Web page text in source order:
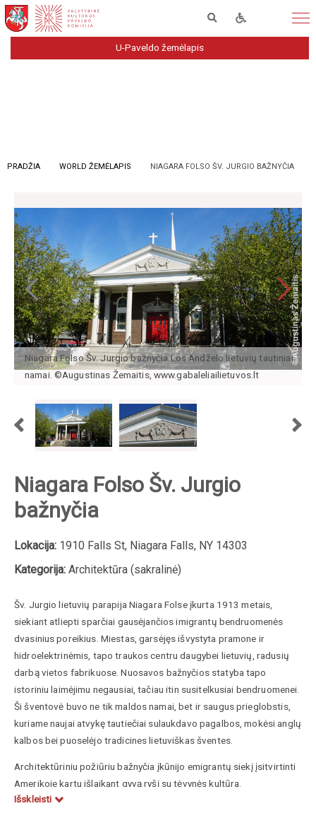
U-Paveldo žemėlapis
PRADŽIA WORLD ŽEMĖLAPIS NIAGARA FOLSO ŠV. JURGIO BAŽNYČIA
Niagara Folso Šv. Jurgio bažnyčia.Los Andželo lietuvių tautiniai
namai. ©Augustinas Žemaitis, www.gabaleliailietuvos.lt
Niagara Folso Šv. Jurgio
bažnyčia
Lokacija: 1910 Falls St, Niagara Falls, NY 14303
Kategorija: Architektūra (sakralinė)
Šv. Jurgio lietuvių parapija Niagara Folse įkurta 1913 metais,
siekiant atliepti sparčiai gausėjančios imigrantų bendruomenės
dvasinius poreikius. Miestas, garsėjęs išvystyta pramone ir
hidroelektrinėmis, tapo traukos centru daugybei lietuvių, radusių
darbą vietos fabrikuose. Nuosavos bažnyčios statyba tapo
istoriniu laimėjimu negausiai, tačiau itin susitelkusiai bendruomenei.
Ši šventovė buvo ne tik maldos namai, bet ir saugus prieglobstis,
kuriame naujai atvykę tautiečiai sulaukdavo pagalbos, mokėsi anglų
kalbos bei puoselėjo tradicines lietuviškas šventes.
Architektūriniu požiūriu bažnyčia įkūnijo emigrantų siekį įsitvirtinti
Amerikoje kartu išlaikant gyvą ryšį su tėvynės kultūra.
Dešimtmečius parapija buvo pagrindinis Niagaros regiono
Išskleisti